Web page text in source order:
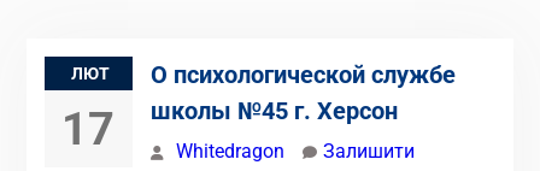
ЛЮТ
17
О психологической службе
школы №45 г. Херсон
Whitedragon
Залишити